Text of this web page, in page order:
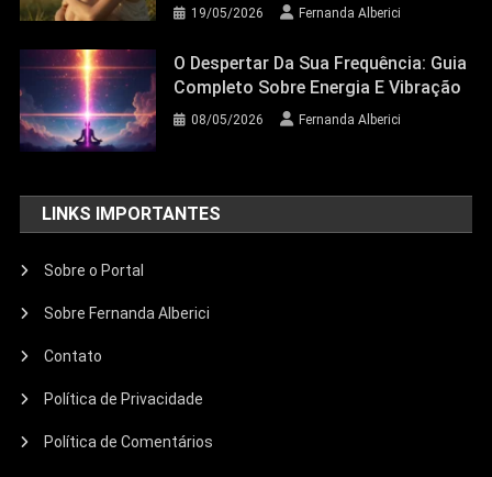
19/05/2026 Fernanda Alberici
O Despertar Da Sua Frequência: Guia
Completo Sobre Energia E Vibração
08/05/2026 Fernanda Alberici
LINKS IMPORTANTES
Sobre o Portal
Sobre Fernanda Alberici
Contato
Política de Privacidade
Política de Comentários